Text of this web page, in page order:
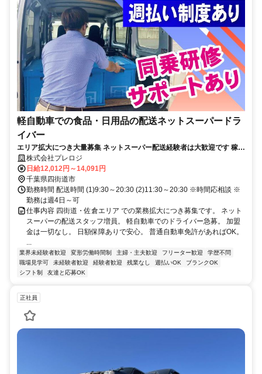
軽自動車での食品・日用品の配送ネットスーパードラ
イバー
エリア拡大につき大量募集 ネットスーパー配送経験者は大歓迎です 稼ぎ
たい方、高収入も可能です
株式会社プレロジ
日給12,012円～14,091円
千葉県四街道市
勤務時間 配送時間 (1)9:30～20:30 (2)11:30～20:30 ※時間応相談 ※
勤務は週4日～可
仕事内容 四街道・佐倉エリア での業務拡大につき募集です。 ネット
スーパーの配送スタッフ増員。 軽自動車でのドライバー急募。 加盟
金は一切なし。 日額保障ありで安心。 普通自動車免許があればOK。
...
業界未経験者歓迎 変形労働時間制 主婦・主夫歓迎 フリーター歓迎
学歴不問
職場見学可
未経験者歓迎 経験者歓迎 残業なし 週払いOK
ブランクOK
シフト制
友達と応募OK
正社員